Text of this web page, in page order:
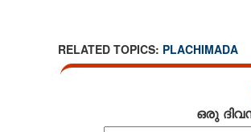
RELATED TOPICS: PLACHIMADA
ഒരു